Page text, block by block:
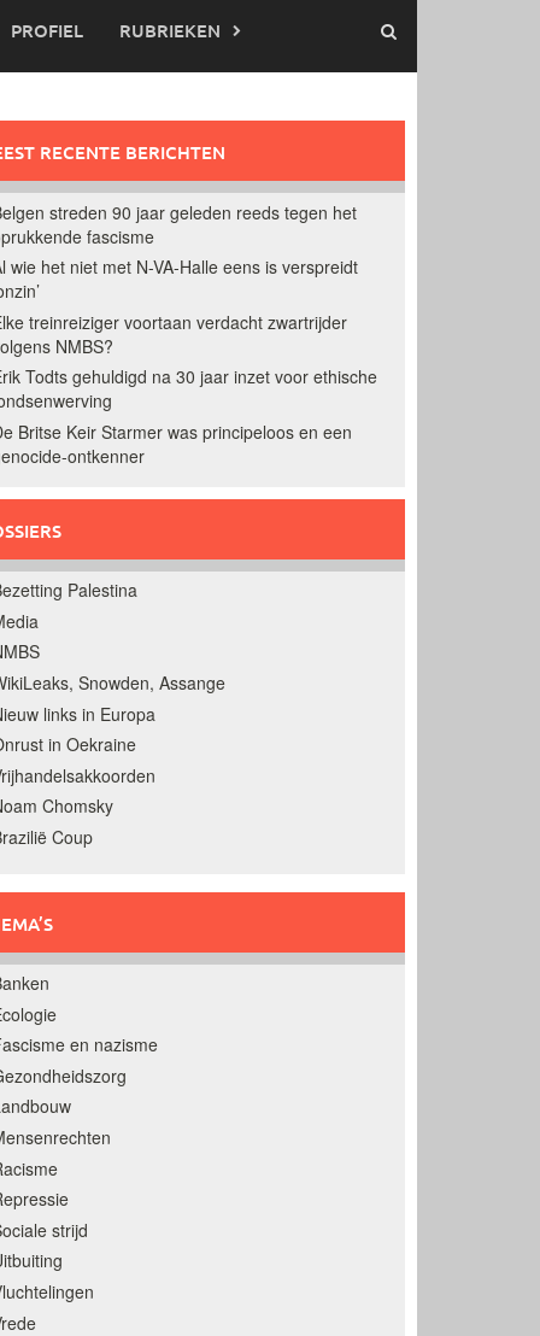
PROFIEL RUBRIEKEN
RECENTE BERICHTEN
streden 90 jaar geleden reeds tegen het
fascisme
wie het niet met N-VA-Halle eens is verspreidt
treinreiziger voortaan verdacht zwartrijder
NMBS?
Todts gehuldigd na 30 jaar inzet voor ethische
Britse Keir Starmer was principeloos en een
ontkenner
Palestina
Snowden, Assange
links in Europa
in Oekraine
Chomsky
Coup
en nazisme
strijd